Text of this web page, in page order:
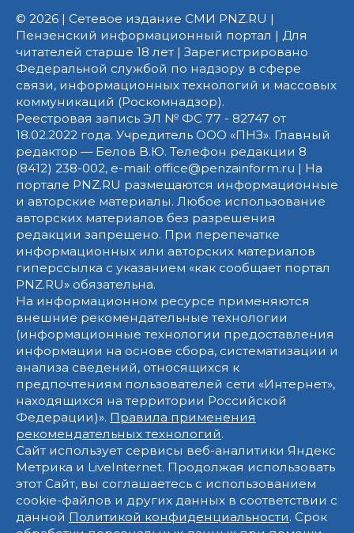
© 2026 | Сетевое издание СМИ PNZ.RU |
Пензенский информационный портал | Для
читателей старше 18 лет | Зарегистрировано
Федеральной службой по надзору в сфере
связи, информационных технологий и массовых
коммуникаций (Роскомнадзор).
Реестровая запись ЭЛ № ФС 77 - 82747 от
18.02.2022 года. Учредитель ООО «ПНЗ». Главный
редактор — Белов В.Ю. Телефон редакции 8
(8412) 238-002, e-mail: office@penzainform.ru | На
портале PNZ.RU размещаются информационные
и авторские материалы. Любое использование
авторских материалов без разрешения
редакции запрещено. При перепечатке
информационных или авторских материалов
гиперссылка с указанием «как сообщает портал
PNZ.RU» обязательна.
На информационном ресурсе применяются
внешние рекомендательные технологии
(информационные технологии предоставления
информации на основе сбора, систематизации и
анализа сведений, относящихся к
предпочтениям пользователей сети «Интернет»,
находящихся на территории Российской
Федерации)». Правила применения
рекомендательных технологий.
Сайт использует сервисы веб-аналитики Яндекс
Метрика и LiveInternet. Продолжая использовать
этот Сайт, вы соглашаетесь с использованием
cookie-файлов и других данных в соответствии с
данной Политикой конфиденциальности. Срок